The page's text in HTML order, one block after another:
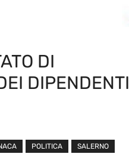
DI
DIPENDENTI
POLITICA SALERNO